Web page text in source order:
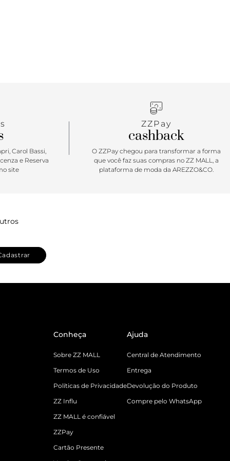
Carol Bassi,
e Reserva
site
ZZPay
cashback
O ZZPay chegou para transformar a forma
que você faz suas compras no ZZ MALL, a
plataforma de moda da AREZZO&CO.
Conheça
Sobre ZZ MALL
Termos de Uso
Políticas de Privacidade
ZZ Influ
ZZ MALL é confiável
ZZPay
Cartão Presente
Ajuda
Central de Atendimento
Entrega
Devolução do Produto
Compre pelo WhatsApp